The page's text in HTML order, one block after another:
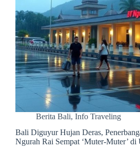
Berita Bali, Info Traveling
Bali Diguyur Hujan Deras,
Ngurah Rai Sempat ‘Muter-Muter’ di